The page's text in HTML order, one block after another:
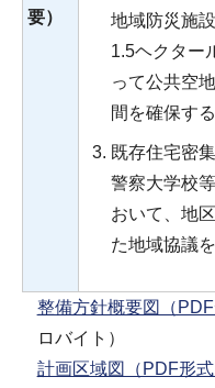
要）
地域防災施
1.5ヘクター
って公共空
間を確保する
既存住宅密
警察大学校
おいて、地
た地域協議を
整備方針概要図（PDF
ロバイト）
計画区域図（PDF形式